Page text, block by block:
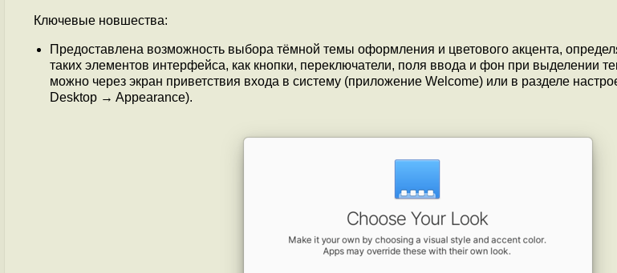
Ключевые новшества:
Предоставлена возможность выбора тёмной темы оформления и цветового акцента,
таких элементов интерфейса, как кнопки, переключатели, поля ввода и фон при выделении
можно через экран приветствия входа в систему (приложение Welcome) или в разделе
Desktop → Appearance).